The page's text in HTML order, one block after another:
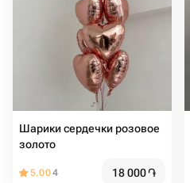
Шарики сердечки розовое
золото
5.004 18 000֏